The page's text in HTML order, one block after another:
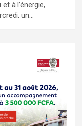
à l’énergie,
un…